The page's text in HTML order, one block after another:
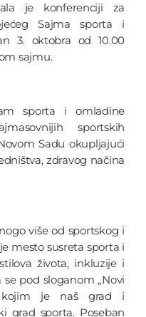
je konferenciji za
Sajma sporta i
3. oktobra od 10.00
sajmu.
sporta i omladine
sportskih
Sadu okupljajući
zdravog načina
više od sportskog i
mesto susreta sporta i
života, inkluzije i
pod sloganom „Novi
kojim je naš grad i
grad sporta. Poseban